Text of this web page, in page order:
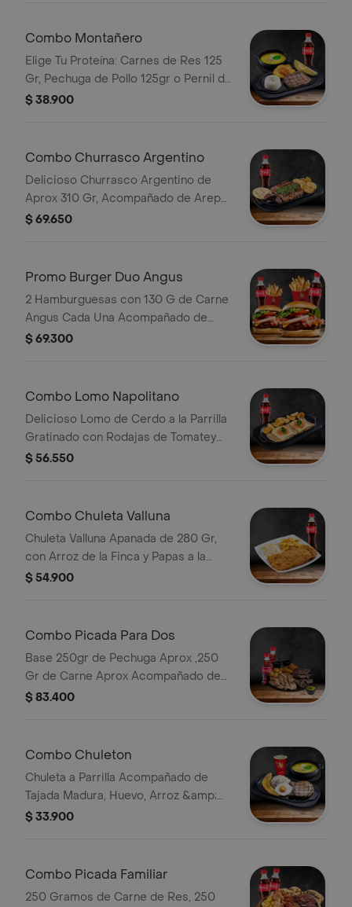
Combo Montañero
Elige Tu Proteína: Carnes de Res 125
Gr, Pechuga de Pollo 125gr o Pernil de
Cerdo 125gr Acompañada de Patacón
$ 38.900
Combo Churrasco Argentino
Delicioso Churrasco Argentino de
Aprox 310 Gr, Acompañado de Arepa,
Papa Casco Crujiente, Un Toque de
$ 69.650
Promo Burger Duo Angus
2 Hamburguesas con 130 G de Carne
Angus Cada Una Acompañado de
Cebolla, Tomate, Lechuga, Queso
Eleccion
$ 69.300
Combo Lomo Napolitano
Delicioso Lomo de Cerdo a la Parrilla
Gratinado con Rodajas de Tomatey
Papa en Casco con Bebida.
$ 56.550
Combo Chuleta Valluna
Chuleta Valluna Apanada de 280 Gr,
con Arroz de la Finca y Papas a la
Francesa Bebida
$ 54.900
Combo Picada Para Dos
Base 250gr de Pechuga Aprox ,250
Gr de Carne Aprox Acompañado de
Papa Criolla, Plátano Maduro,
$ 83.400
Combo Chuleton
Chuleta a Parrilla Acompañado de
Tajada Madura, Huevo, Arroz &amp;
Sopa a Elección. Limonada
$ 33.900
Combo Picada Familiar
250 Gramos de Carne de Res, 250